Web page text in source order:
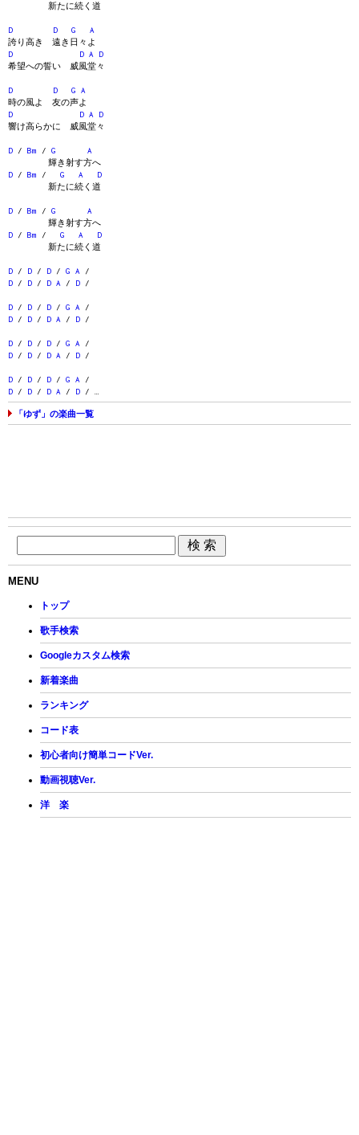
新たに続く道
D D G
A
誇り高き 遠き日々よ
D
D A
D
希望への誓い 威風堂々
D D G
A
時の風よ 友の声よ
D
D A
D
響け高らかに 威風堂々
D / Bm / G
A
輝き射す方へ
D / Bm / G A
D
新たに続く道
D / Bm / G
A
輝き射す方へ
D / Bm / G A
D
新たに続く道
D / D / D / G A /
D / D / D A / D /
D / D / D / G A /
D / D / D A / D /
D / D / D / G A /
D / D / D A / D /
D / D / D / G A /
D / D / D A / D / …
「ゆず」の楽曲一覧
MENU
トップ
歌手検索
Googleカスタム検索
新着楽曲
ランキング
コード表
初心者向け簡単コードVer.
動画視聴Ver.
洋 楽